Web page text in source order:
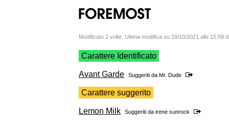
Modificato 2 volte. Ultima modifica su 19/10/2021 alle 15:58
Carattere Identificato
Avant Garde Suggeriti da Mr. Dude
Carattere suggerito
Lemon Milk Suggeriti da irene sunrock